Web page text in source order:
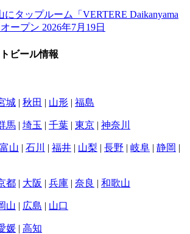
にタップルーム「VERTERE Daikanyama
ープン 2026年7月19日
ビール情報
城 | 秋田 | 山形 | 福島
馬 | 埼玉 | 千葉 | 東京 | 神奈川
富山 | 石川 | 福井 | 山梨 | 長野 | 岐阜 | 静岡 |
都 | 大阪 | 兵庫 | 奈良 | 和歌山
山 | 広島 | 山口
媛 | 高知